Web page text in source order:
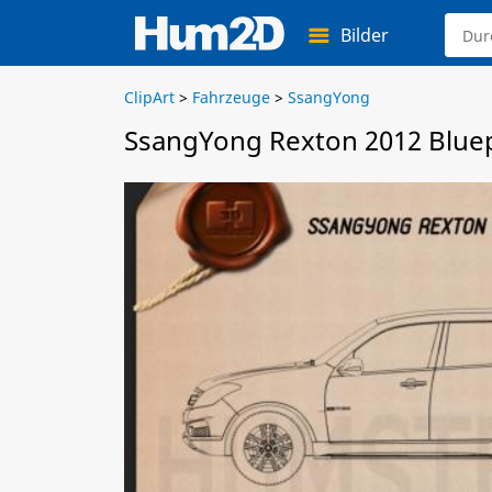
Bilder
ClipArt > Fahrzeuge > SsangYong
SsangYong Rexton 2012